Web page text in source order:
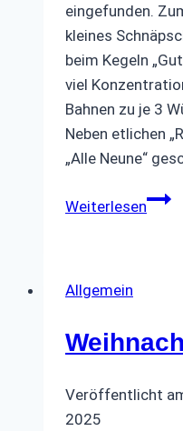
eingefunden.
kleines
beim Kegeln
viel
Bahnen zu je 3
Neben etlichen
„Alle Neune“
Weiterlesen
Allgemein
Veröffentlicht
2025